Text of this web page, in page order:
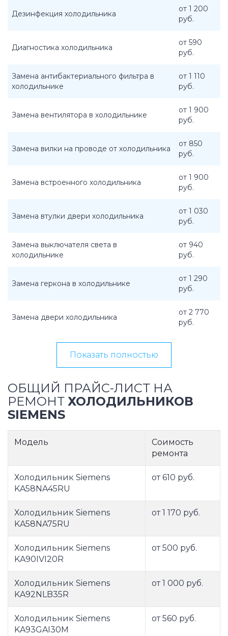
Дезинфекция холодильника
от 1 200
руб.
Диагностика холодильника
от 590
руб.
Замена антибактериального фильтра в
холодильнике
от 1 110
руб.
Замена вентилятора в холодильнике
от 1 900
руб.
Замена вилки на проводе от холодильника
от 850
руб.
Замена встроенного холодильника
от 1 900
руб.
Замена втулки двери холодильника
от 1 030
руб.
Замена выключателя света в
холодильнике
от 940
руб.
Замена геркона в холодильнике
от 1 290
руб.
Замена двери холодильника
от 2 770
руб.
Показать полностью
ОБЩИЙ ПРАЙС-ЛИСТ НА
РЕМОНТ ХОЛОДИЛЬНИКОВ
SIEMENS
Модель
Соимость
ремонта
Холодильник Siemens
KA58NA45RU
от 610 руб.
Холодильник Siemens
KA58NA75RU
от 1 170 руб.
Холодильник Siemens
KA90IVI20R
от 500 руб.
Холодильник Siemens
KA92NLB35R
от 1 000 руб.
Холодильник Siemens
KA93GAI30M
от 560 руб.